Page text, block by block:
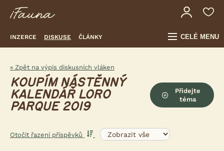
INZERCE DISKUSE ČLÁNKY CELÉ MENU
« Zpět na výpis diskusních vláken
KOUPÍM NÁSTĚNNÝ
KALENDÁŘ LORO
PARQUE 2019
Přidejte
téma
Otočit řazení příspěvků